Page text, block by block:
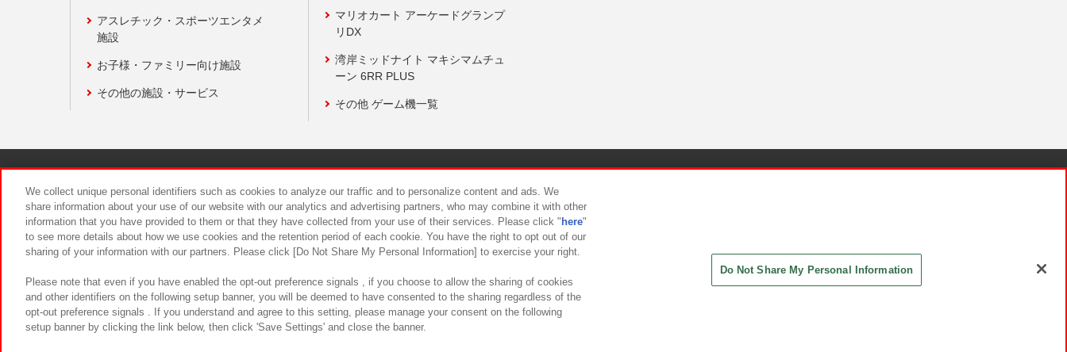
アスレチック・スポーツエンタメ
施設
お子様・ファミリー向け施設
その他の施設・サービス
マリオカート アーケードグランプ
リDX
湾岸ミッドナイト マキシマムチュ
ーン 6RR PLUS
その他 ゲーム機一覧
食品のご提供について カスタマーハラスメント対応方針
We collect unique personal identifiers such as cookies to analyze our traffic and to personalize content and ads. We
share information about your use of our website with our analytics and advertising partners, who may combine it with other
information that you have provided to them or that they have collected from your use of their services. Please click " here"
to see more details about how we use cookies and the retention period of each cookie. You have the right to opt out of our
sharing of your information with our partners. Please click [Do Not Share My Personal Information] to exercise your right.
Please note that even if you have enabled the opt-out preference signals , if you choose to allow the sharing of cookies
and other identifiers on the following setup banner, you will be deemed to have consented to the sharing regardless of the
opt-out preference signals . If you understand and agree to this setting, please manage your consent on the following
setup banner by clicking the link below, then click 'Save Settings' and close the banner.
Do Not Share My Personal Information